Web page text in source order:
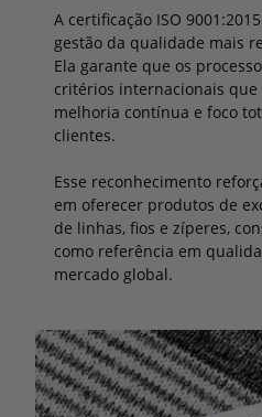
A certificação ISO
gestão da qualidade mais
Ela garante que os
critérios internacionais que
melhoria contínua e foco
clientes.
Esse reconhecimento
em oferecer produtos de
de linhas, fios e zíperes,
como referência em
mercado global.